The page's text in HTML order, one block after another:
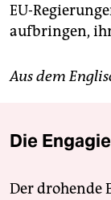
EU-
aufbringen,
Aus dem
Die
Der drohende